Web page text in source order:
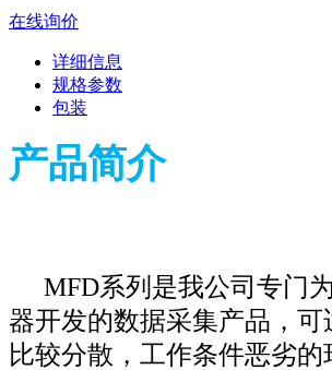
在线询价
详细信息
规格参数
包装
产品简介
MFD系列是我公司专门
器开发的数据采集产品，可
比较分散，工作条件恶劣